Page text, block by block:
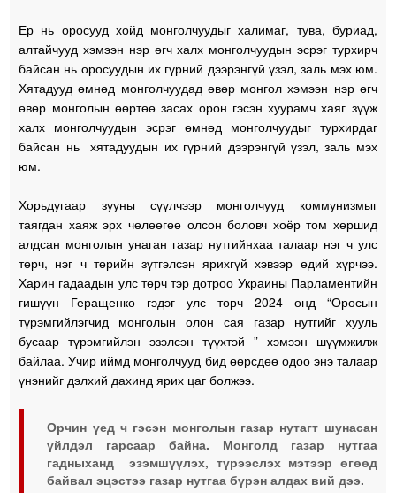
Ер нь оросууд хойд монголчуудыг халимаг, тува, буриад,
алтайчууд хэмээн нэр өгч халх монголчуудын эсрэг турхирч
байсан нь оросуудын их гүрний дээрэнгүй үзэл, заль мэх юм.
Хятадууд өмнөд монголчуудад өвөр монгол хэмээн нэр өгч
өвөр монголын өөртөө засах орон гэсэн хуурамч хаяг зүүж
халх монголчуудын эсрэг өмнөд монголчуудыг турхирдаг
байсан нь хятадуудын их гүрний дээрэнгүй үзэл, заль мэх
юм.
Хорьдугаар зууны сүүлчээр монголчууд коммунизмыг
таягдан хаяж эрх чөлөөгөө олсон боловч хоёр том хөршид
алдсан монголын унаган газар нутгийнхаа талаар нэг ч улс
төрч, нэг ч төрийн зүтгэлсэн ярихгүй хэвээр өдий хүрчээ.
Харин гадаадын улс төрч тэр дотроо Украины Парламентийн
гишүүн Геращенко гэдэг улс төрч 2024 онд “Оросын
түрэмгийлэгчид монголын олон сая газар нутгийг хууль
бусаар түрэмгийлэн эзэлсэн түүхтэй ” хэмээн шүүмжилж
байлаа. Учир иймд монголчууд бид өөрсдөө одоо энэ талаар
үнэнийг дэлхий дахинд ярих цаг болжээ.
Орчин үед ч гэсэн монголын газар нутагт шунасан
үйлдэл гарсаар байна. Монголд газар нутгаа
гадныханд эзэмшүүлэх, түрээслэх мэтээр өгөөд
байвал эцэстээ газар нутгаа бүрэн алдах вий дээ.